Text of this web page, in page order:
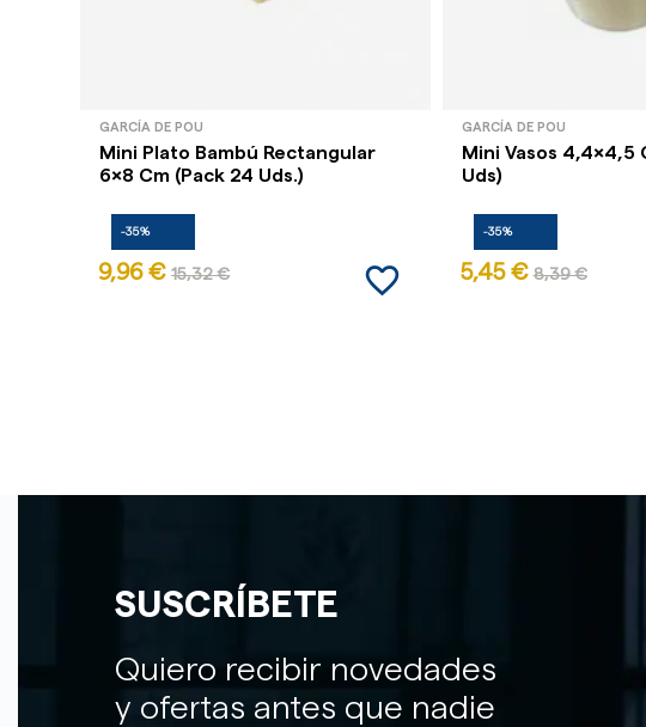
GARCÍA DE POU
Mini Plato Bambú Rectangular
6x8 Cm (Pack 24 Uds.)
-35%
9,96 € 15,32 € favorite_border
GARCÍA DE POU
Mini Vasos 4,4x4,5
Uds)
-35%
5,45 € 8,39 €
SUSCRÍBETE
Quiero recibir novedades
y ofertas antes que nadie